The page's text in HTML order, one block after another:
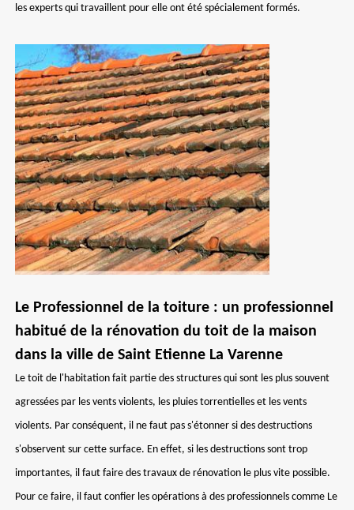
les experts qui travaillent pour elle ont été spécialement formés.
Le Professionnel de la toiture : un professionnel
habitué de la rénovation du toit de la maison
dans la ville de Saint Etienne La Varenne
Le toit de l'habitation fait partie des structures qui sont les plus souvent
agressées par les vents violents, les pluies torrentielles et les vents
violents. Par conséquent, il ne faut pas s'étonner si des destructions
s'observent sur cette surface. En effet, si les destructions sont trop
importantes, il faut faire des travaux de rénovation le plus vite possible.
Pour ce faire, il faut confier les opérations à des professionnels comme Le